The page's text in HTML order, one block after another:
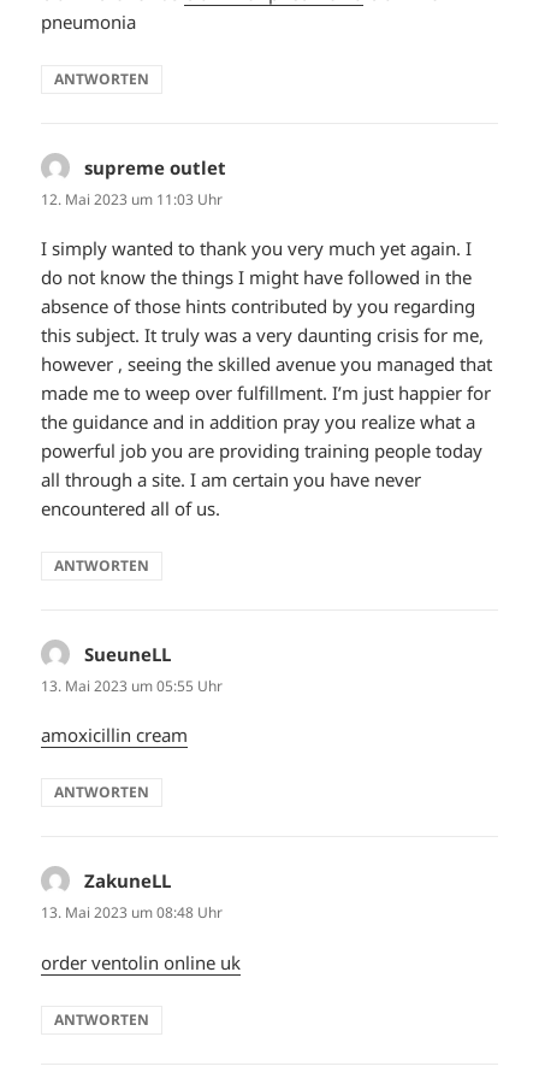
pneumonia
ANTWORTEN
supreme outlet
12. Mai 2023 um 11:03 Uhr
I simply wanted to thank you very much yet again. I
do not know the things I might have followed in the
absence of those hints contributed by you regarding
this subject. It truly was a very daunting crisis for me,
however , seeing the skilled avenue you managed that
made me to weep over fulfillment. I’m just happier for
the guidance and in addition pray you realize what a
powerful job you are providing training people today
all through a site. I am certain you have never
encountered all of us.
ANTWORTEN
SueuneLL
13. Mai 2023 um 05:55 Uhr
amoxicillin cream
ANTWORTEN
ZakuneLL
13. Mai 2023 um 08:48 Uhr
order ventolin online uk
ANTWORTEN